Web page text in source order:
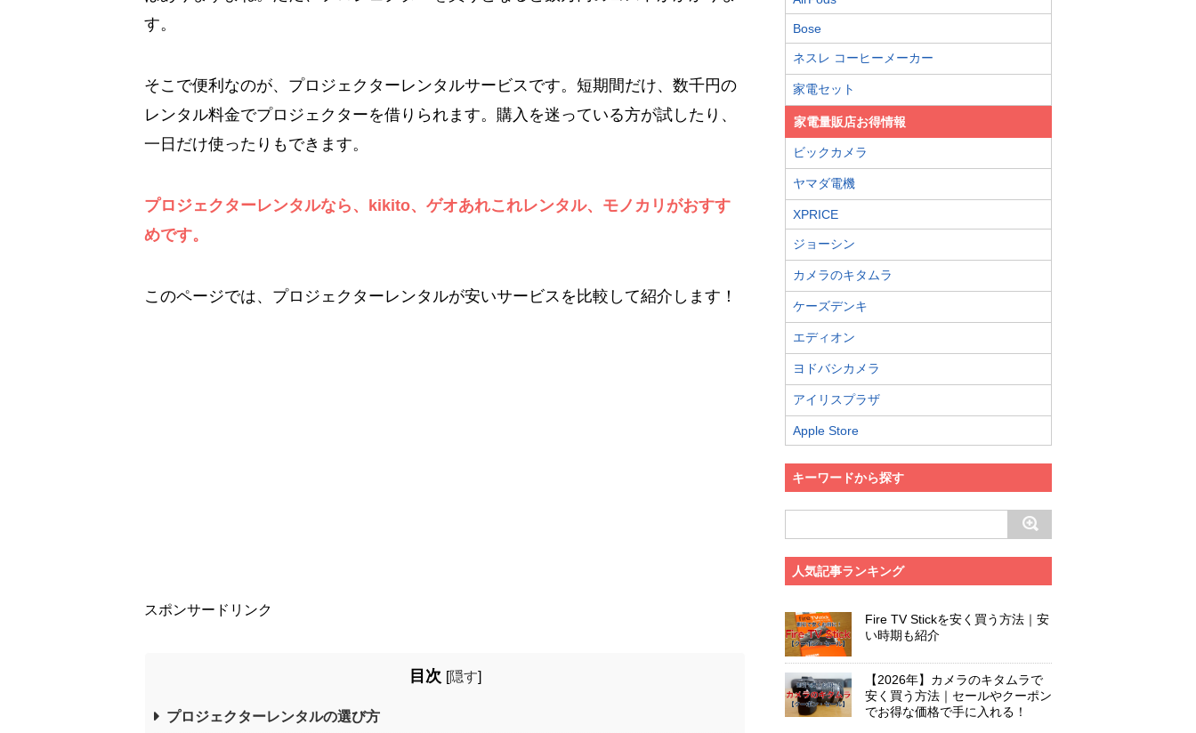
す。
そこで便利なのが、プロジェクターレンタルサービスです。短期間だけ、数千円の
レンタル料金でプロジェクターを借りられます。購入を迷っている方が試したり、
一日だけ使ったりもできます。
プロジェクターレンタルなら、kikito、ゲオあれこれレンタル、モノカリがおすす
めです。
このページでは、プロジェクターレンタルが安いサービスを比較して紹介します！
スポンサードリンク
目次 [隠す]
プロジェクターレンタルの選び方
Bose
ネスレ コーヒーメーカー
家電セット
家電量販店お得情報
ビックカメラ
ヤマダ電機
XPRICE
ジョーシン
カメラのキタムラ
ケーズデンキ
エディオン
ヨドバシカメラ
アイリスプラザ
Apple Store
キーワードから探す
人気記事ランキング
Fire TV Stickを安く買う方法｜安
い時期も紹介
【2026年】カメラのキタムラで
安く買う方法｜セールやクーポン
でお得な価格で手に入れる！